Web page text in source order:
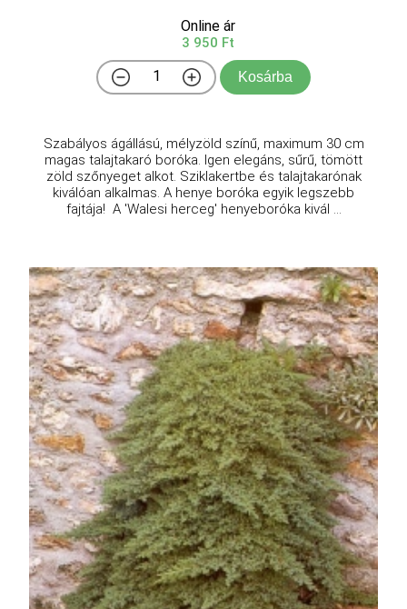
Online ár
3 950 Ft
Kosárba
Szabályos ágállású, mélyzöld színű, maximum 30 cm
magas talajtakaró boróka. Igen elegáns, sűrű, tömött
zöld szőnyeget alkot. Sziklakertbe és talajtakarónak
kiválóan alkalmas. A henye boróka egyik legszebb
fajtája! A 'Walesi herceg' henyeboróka kivál ...